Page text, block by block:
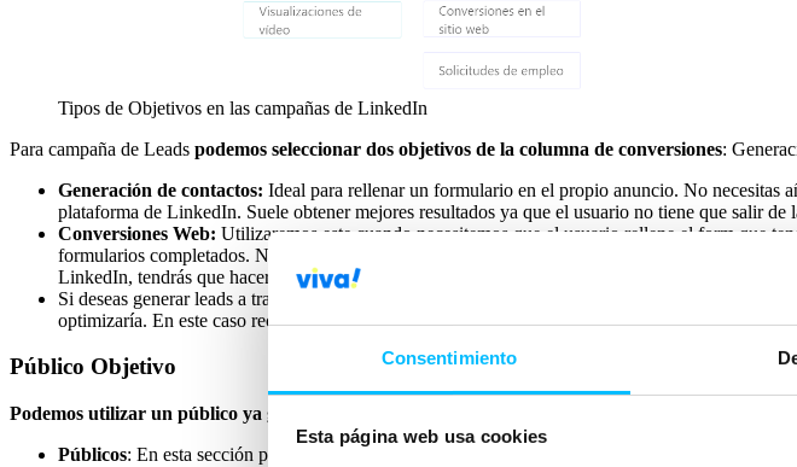
Consentimiento
Esta página web usa cookies
Tipos de Objetivos en las campañas de LinkedIn
Para campaña de Leads podemos seleccionar dos objetivos de la columna de conversiones:
Generación de contactos: Ideal para rellenar un formulario en el propio anuncio. No necesitas
plataforma de LinkedIn. Suele obtener mejores resultados ya que el usuario no tiene que salir de
Conversiones Web: Utilizaremos este cuando necesitemos que el usuario rellene el form que
formularios completados. No es tan recomendable ya que obligas al usuario a salir de la
LinkedIn, tendrás que hacerlo desde tu web.
Si deseas generar leads a través de
como por ejemplo: google forms,
optimizaría. En este caso recomendaría algo más de alcance como «conocimiento de la marca»
Público Objetivo
Podemos utilizar un público ya guardado o crear uno.
Públicos: En esta sección podemos seleccionar listas de clientes, similares, hacer retargeting a